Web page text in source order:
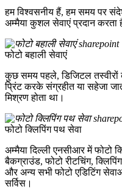
हम विश्वसनीय हैं, हम समय पर
अम्मैया कुशल सेवाएं प्रदान करता
फोटो बहाली सेवाएं
कुछ समय पहले, डिजिटल तस्वीरों
प्रिंट करके संग्रहीत या सहेजा
मिश्रण होता था।
फोटो क्लिपिंग पथ सेवा
अम्मैया दिल्ली एनसीआर में फोटो
बैकग्राउंड, फोटो रीटचिंग,
और अन्य सभी फोटो एडिटिंग
सर्विस।